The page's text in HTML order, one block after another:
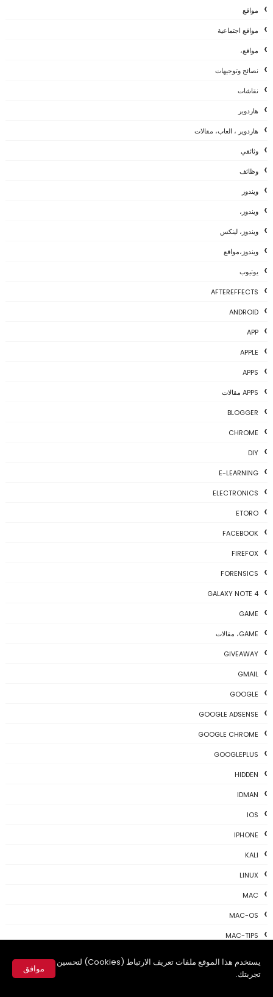
يستخدم هذا الموقع ملفات تعريف الارتباط (Cookies) لتحسين
تجربتك.
موافق
مواقع
مواقع اجتماعية
مواقع،
نصائح وتوجيهات
نقاشات
هاردوير
هاردوير ، العاب، مقالات
وثائقي
وظائف
ويندوز
ويندوز،
ويندوز، لينكس
ويندوز،مواقع
يوتيوب
AFTEREFFECTS
ANDROID
APP
APPLE
APPS
APPS مقالات
BLOGGER
CHROME
DIY
E-LEARNING
ELECTRONICS
ETORO
FACEBOOK
FIREFOX
FORENSICS
GALAXY NOTE 4
GAME
GAME، مقالات
GIVEAWAY
GMAIL
GOOGLE
GOOGLE ADSENSE
GOOGLE CHROME
GOOGLEPLUS
HIDDEN
IDMAN
IOS
IPHONE
KALI
LINUX
MAC
MAC-OS
MAC-TIPS
NEWS TODAY